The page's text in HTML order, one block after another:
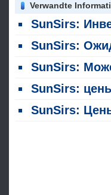
Verwandte
SunSirs: Инвентарные
SunSirs: Ожидания премии и
SunSirs: Может ли «Проект Vault»
SunSirs: цены
SunSirs: Цены на медь